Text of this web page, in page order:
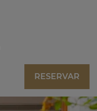
RESERVAR